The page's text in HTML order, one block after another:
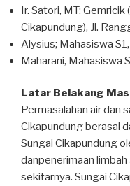
Ir. Satori, MT;
Cikapundung), Jl.
Alysius; Mahasiswa
Maharani, Mahasiswa
Latar Belakang
Permasalahan air dan
Cikapundung berasal
Sungai Cikapundung
danpenerimaan
sekitarnya. Sungai